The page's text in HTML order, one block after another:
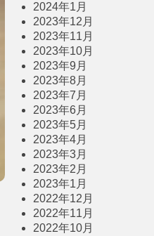
2024年1月
2023年12月
2023年11月
2023年10月
2023年9月
2023年8月
2023年7月
2023年6月
2023年5月
2023年4月
2023年3月
2023年2月
2023年1月
2022年12月
2022年11月
2022年10月